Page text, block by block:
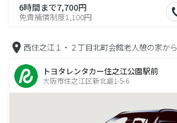
6時間まで7,700円
免責補償制度1,100円
西住之江１・２丁目北町会館老人憩の家から
トヨタレンタカー住之江公園駅前
大阪市住之江区新北島1-5-6